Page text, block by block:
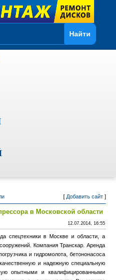
[ Добавить сайт]
в Московской области
12.07.2014, 16:55
спецтехники в Москве и области, а
Компания Транскар. Аренда
и гидромолота, бетононасоса
и надежную специальную
опытными и квалифицированными